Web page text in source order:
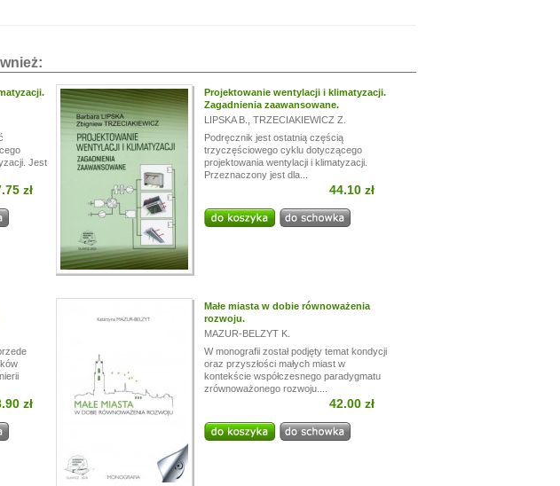
Jest
zł
Projektowanie wentylacji i klimatyzacji.
Zagadnienia zaawansowane.
LIPSKA B.
TRZECIAKIEWICZ Z.
Podręcznik jest ostatnią częścią
trzyczęściowego cyklu dotyczącego
projektowania wentylacji i klimatyzacji.
Przeznaczony jest dla...
44.10 zł
zł
Małe miasta w dobie równoważenia
rozwoju.
MAZUR-BELZYT K.
W monografii został podjęty temat kondycji
oraz przyszłości małych miast w
kontekście współczesnego paradygmatu
zrównoważonego rozwoju....
42.00 zł